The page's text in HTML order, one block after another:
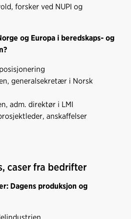
forsker ved NUPI og
og Europa i beredskaps- og
generalsekretær i Norsk
adm. direktør i LMI
anskaffelser
caser fra bedrifter
Dagens produksjon og